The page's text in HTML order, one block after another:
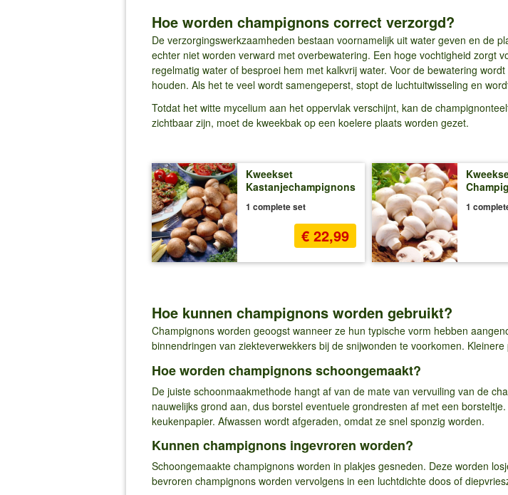
Hoe worden champignons correct verzorgd?
De verzorgingswerkzaamheden bestaan voornamelijk uit water geven en de
echter niet worden verward met overbewatering. Een hoge vochtigheid zorgt
regelmatig water of besproei hem met kalkvrij water. Voor de bewatering
houden. Als het te veel wordt samengeperst, stopt de luchtuitwisseling en
Totdat het witte mycelium aan het oppervlak verschijnt, kan de
zichtbaar zijn, moet de kweekbak op een koelere plaats worden gezet.
Kweekset
Kastanjechampignons
1 complete set
€ 22,99
1
Hoe kunnen champignons worden gebruikt?
Champignons worden geoogst wanneer ze hun typische vorm hebben
binnendringen van ziekteverwekkers bij de snijwonden te voorkomen.
Hoe worden champignons schoongemaakt?
De juiste schoonmaakmethode hangt af van de mate van vervuiling van de
nauwelijks grond aan, dus borstel eventuele grondresten af met een
keukenpapier. Afwassen wordt afgeraden, omdat ze snel sponzig worden.
Kunnen champignons ingevroren worden?
Schoongemaakte champignons worden in plakjes gesneden. Deze worden
bevroren champignons worden vervolgens in een luchtdichte doos of